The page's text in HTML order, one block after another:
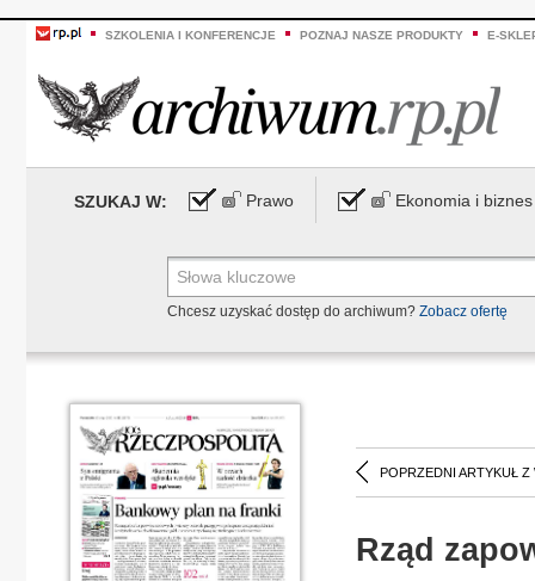
SZKOLENIA I KONFERENCJE POZNAJ NASZE PRODUKTY E-
SZUKAJ W: Prawo Ekonomia i biznes
Chcesz uzyskać dostęp do archiwum? Zobacz ofertę
POPRZEDNI ARTYKUŁ Z
Rząd